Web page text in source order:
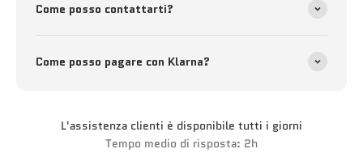
Come posso contattarti?
Come posso pagare con Klarna?
L'assistenza clienti è disponibile tutti i giorni
Tempo medio di risposta: 2h